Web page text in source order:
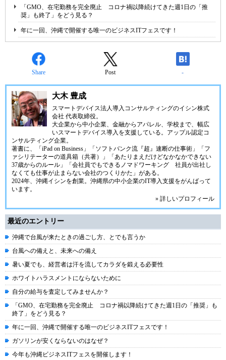
「GMO、在宅勤務を完全廃止 コロナ禍以降続けてきた週1日の「推
奨」も終了」をどう見る？
年に一回、沖縄で開催する唯一のビジネスITフェスです！
Share Post -
大木 豊成
スマートデバイス法人導入コンサルティングのイシン株式
会社 代表取締役。
大企業から中小企業、金融からアパレル、学校まで、幅広
いスマートデバイス導入を支援している。アップル認定コ
ンサルティング企業。
著書に、「iPad on Business」「ソフトバンク流『超』速断の仕事術」「フ
ァシリテーターの道具箱（共著）」「あたりまえだけどなかなかできない
37歳からのルール」「会社員でもできるノマドワーキング 社員が出社し
なくても仕事が止まらない会社のつくりかた」がある。
2024年、 沖縄イシンを創業。沖縄県の中小企業のIT導入支援をがんばって
います。
» 詳しいプロフィール
最近のエントリー
沖縄で台風が来たときの過ごし方、とでも言うか
台風への備えと、未来への備え
暑い夏でも、経営者は汗を流してカラダを鍛える必要性
ホワイトハラスメントにならないために
自分の給与を査定してみませんか？
「GMO、在宅勤務を完全廃止 コロナ禍以降続けてきた週1日の「推奨」も
終了」をどう見る？
年に一回、沖縄で開催する唯一のビジネスITフェスです！
ガソリンが安くならないのはなぜ？
今年も沖縄ビジネスITフェスを開催します！